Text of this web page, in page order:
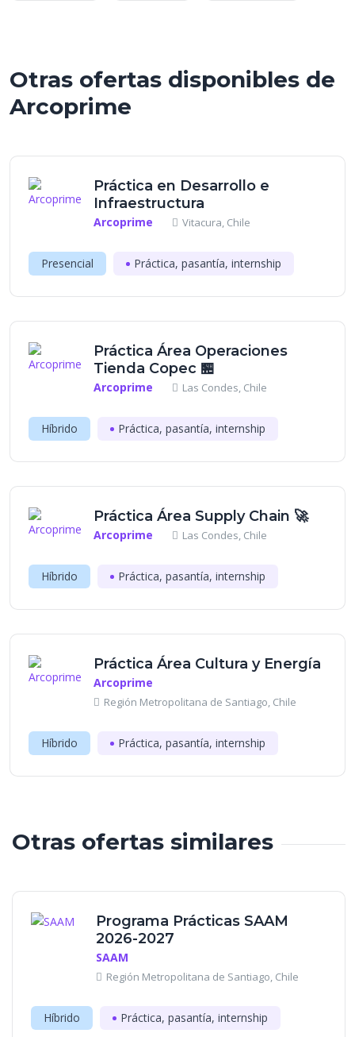
Otras ofertas disponibles de
Arcoprime
Práctica en Desarrollo e
Infraestructura
Arcoprime Vitacura, Chile
Presencial Práctica, pasantía, internship
Práctica Área Operaciones
Tienda Copec 🏪
Arcoprime Las Condes, Chile
Híbrido Práctica, pasantía, internship
Práctica Área Supply Chain 🚀
Arcoprime Las Condes, Chile
Híbrido Práctica, pasantía, internship
Práctica Área Cultura y Energía
Arcoprime
Región Metropolitana de Santiago, Chile
Híbrido Práctica, pasantía, internship
Otras ofertas similares
Programa Prácticas SAAM
2026-2027
SAAM
Región Metropolitana de Santiago, Chile
Híbrido Práctica, pasantía, internship